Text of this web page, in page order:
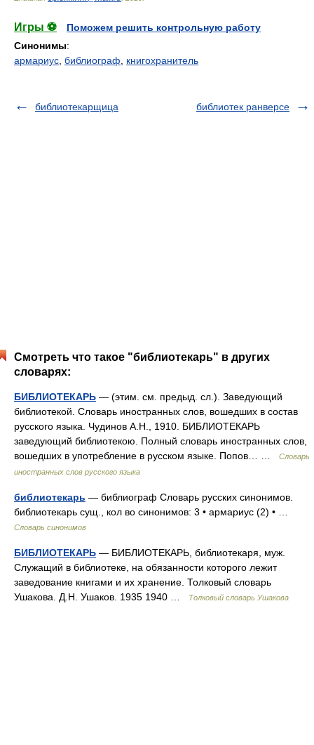
Игры ⚽
Поможем решить контрольную работу
Синонимы:
армариус библиограф книгохранитель
библиотекарщица библиотек ранверсе
Смотреть что такое "библиотекарь" в других
словарях:
БИБЛИОТЕКАРЬ — (этим. см. предыд. сл.). Заведующий
библиотекой. Словарь иностранных слов, вошедших в состав
русского языка. Чудинов А.Н., 1910. БИБЛИОТЕКАРЬ
заведующий библиотекою. Полный словарь иностранных слов,
вошедших в употребление в русском языке. Попов… …
Словарь
иностранных слов русского языка
библиотекарь — библиограф Словарь русских синонимов.
библиотекарь сущ., кол во синонимов: 3 • армариус (2) • …
Словарь синонимов
БИБЛИОТЕКАРЬ — БИБЛИОТЕКАРЬ, библиотекаря, муж.
Служащий в библиотеке, на обязанности которого лежит
заведование книгами и их хранение. Толковый словарь
Ушакова. Д.Н. Ушаков. 1935 1940 …
Толковый словарь Ушакова